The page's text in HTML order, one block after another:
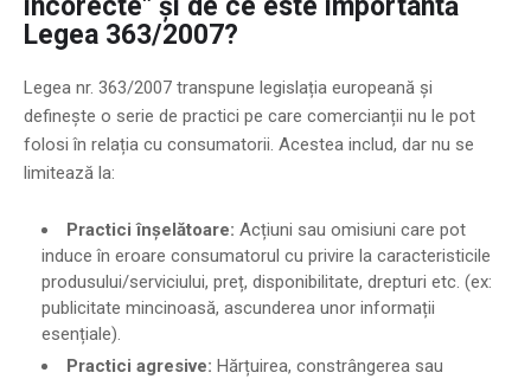
Legea 363/2007?
Legea nr. 363/2007 transpune legislația europeană și
definește o serie de practici pe care comercianții nu le pot
folosi în relația cu consumatorii. Acestea includ, dar nu se
limitează la:
Practici înșelătoare: Acțiuni sau omisiuni care pot
induce în eroare consumatorul cu privire la caracteristicile
produsului/serviciului, preț, disponibilitate, drepturi etc. (ex:
publicitate mincinoasă, ascunderea unor informații
esențiale).
Practici agresive: Hărțuirea, constrângerea sau